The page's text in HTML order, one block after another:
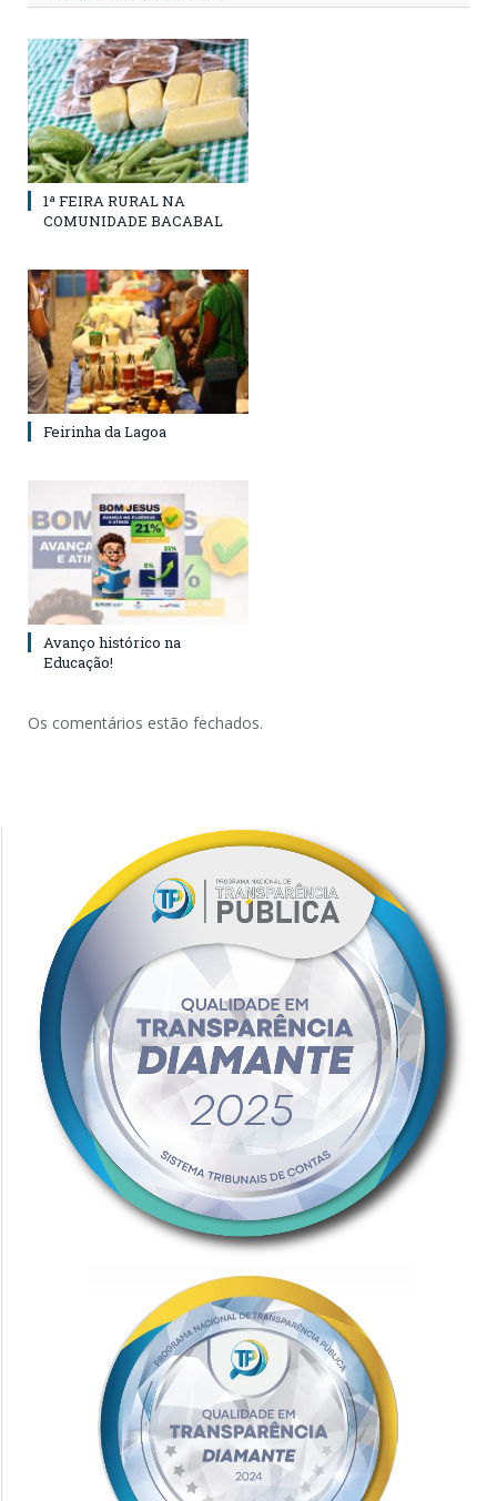
1ª FEIRA RURAL NA
COMUNIDADE BACABAL
Feirinha da Lagoa
Avanço histórico na
Educação!
Os comentários estão fechados.